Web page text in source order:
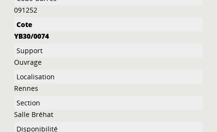
091252
YB30/0074
Ouvrage
Rennes
Salle Bréhat